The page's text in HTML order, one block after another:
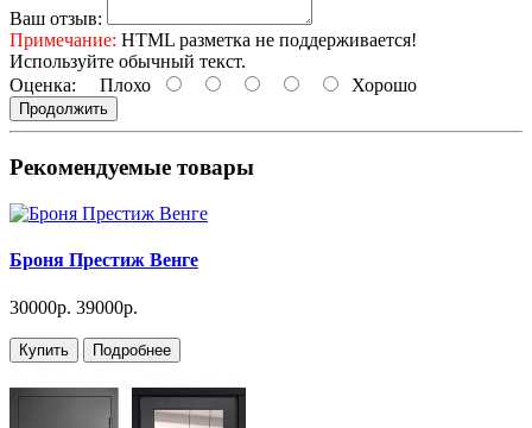
Ваш отзыв:
Примечание: HTML разметка не поддерживается!
Используйте обычный текст.
Оценка: Плохо Хорошо
Продолжить
Рекомендуемые товары
Броня Престиж Венге
30000р. 39000р.
Купить Подробнее